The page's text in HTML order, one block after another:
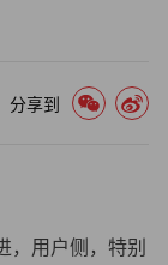
分享到
，用户侧，特别